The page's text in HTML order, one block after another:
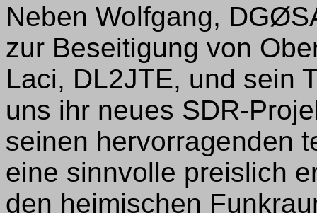
Neben Wolfgang,
zur Beseitigung von
Laci, DL2JTE, und sein
uns ihr neues SDR-
seinen hervorragenden
eine sinnvolle preislich
den heimischen